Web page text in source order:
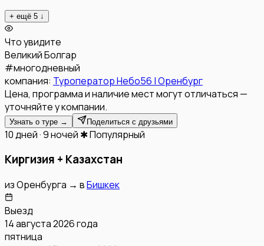
+ ещё 5 ↓
Что увидите
Великий Болгар
#многодневный
компания: Туроператор Небо56 | Оренбург
Цена, программа и наличие мест могут отличаться —
уточняйте у компании.
Узнать о туре → Поделиться с друзьями
10 дней · 9 ночей ✱ Популярный
Киргизия + Казахстан
изОренбурга → вБишкек
Выезд
14 августа 2026 года
пятница